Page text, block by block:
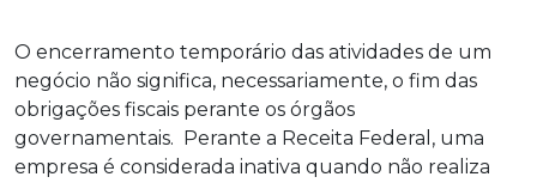
O encerramento temporário das atividades de um
negócio não significa, necessariamente, o fim das
obrigações fiscais perante os órgãos
governamentais. Perante a Receita Federal, uma
empresa é considerada inativa quando não realiza